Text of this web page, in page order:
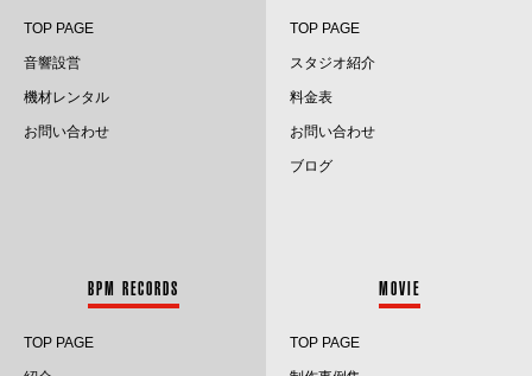
2023.12
2023.11
2023.7
TOP PAGE
音響設営
機材レンタル
お問い合わせ
TOP PAGE
スタジオ紹介
料金表
お問い合わせ
ブログ
BPM RECORDS
TOP PAGE
MOVIE
TOP PAGE